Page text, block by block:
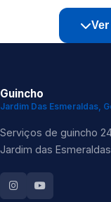
Guincho
Jardim Das Esmeraldas,
Serviços de guincho
Jardim das